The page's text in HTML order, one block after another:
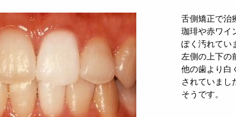
舌側矯正で治
珈琲や赤ワイ
ぽく汚れてい
左側の上下の
他の歯より白
されていまし
そうです。